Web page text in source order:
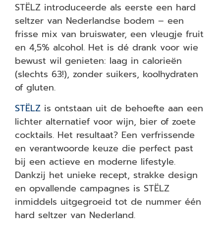
STËLZ introduceerde als eerste een hard
seltzer van Nederlandse bodem – een
frisse mix van bruiswater, een vleugje fruit
en 4,5% alcohol. Het is dé drank voor wie
bewust wil genieten: laag in calorieën
(slechts 63!), zonder suikers, koolhydraten
of gluten.
STËLZ is ontstaan uit de behoefte aan een
lichter alternatief voor wijn, bier of zoete
cocktails. Het resultaat? Een verfrissende
en verantwoorde keuze die perfect past
bij een actieve en moderne lifestyle.
Dankzij het unieke recept, strakke design
en opvallende campagnes is STËLZ
inmiddels uitgegroeid tot de nummer één
hard seltzer van Nederland.